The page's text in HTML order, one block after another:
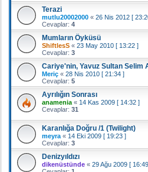
Terazi
mutlu20002000 « 26 Nis 2012 [
Cevaplar: 4
Mumların Öyküsü
ShiftlesS « 23 May 2010 [ 13:22 ]
Cevaplar: 3
Cariye'nin, Yavuz Sultan Selim
Meriç « 28 Nis 2010 [ 21:34 ]
Cevaplar: 5
Ayrılığın Sonrası
anamenia « 14 Kas 2009 [ 14:32 ]
Cevaplar: 31
Karanlığa Doğru /1 (Twilight)
meyra « 14 Eki 2009 [ 19:23 ]
Cevaplar: 3
Denizyıldızı
dikenüstünde « 29 Ağu 2009 [